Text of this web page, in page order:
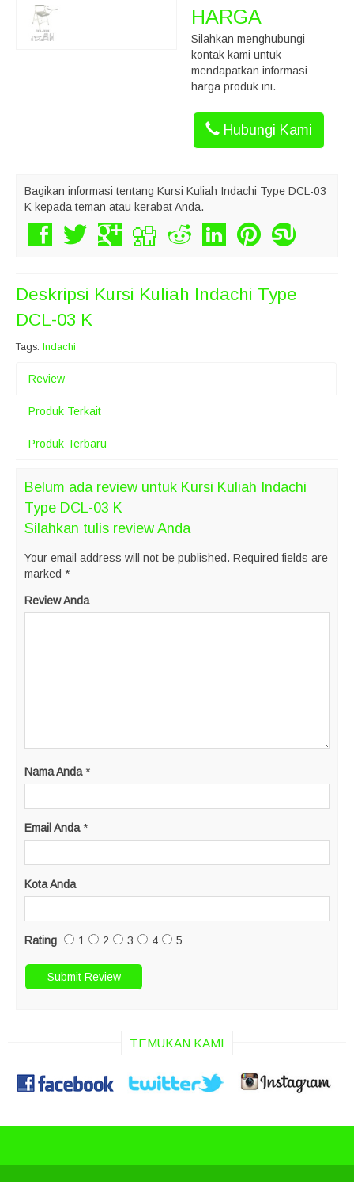
HARGA
Silahkan menghubungi
kontak kami untuk
mendapatkan informasi
harga produk ini.
Hubungi Kami
Bagikan informasi tentang Kursi Kuliah Indachi Type DCL-03
K kepada teman atau kerabat Anda.
Deskripsi Kursi Kuliah Indachi Type
DCL-03 K
Tags: Indachi
Review
Produk Terkait
Produk Terbaru
Belum ada review untuk Kursi Kuliah Indachi
Type DCL-03 K
Silahkan tulis review Anda
Your email address will not be published. Required fields are
marked *
Review Anda
Nama Anda *
Email Anda *
Kota Anda
Rating 1 2 3 4 5
TEMUKAN KAMI